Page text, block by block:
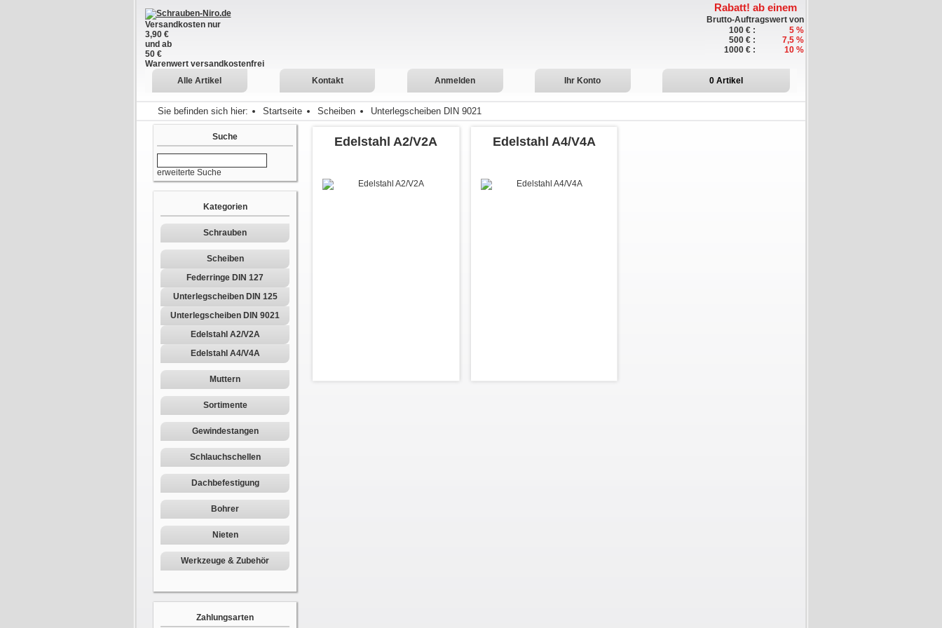
Versandkosten nur
3,90 €
und ab
50 €
Warenwert versandkostenfrei
Alle Artikel
Kontakt Anmelden Ihr Konto 0 Artikel
Sie befinden sich hier: Startseite Scheiben Unterlegscheiben DIN 9021
Suche
erweiterte Suche
Rabatt! ab einem
Brutto-Auftragswert von
100 € :
5 %
500 € :
7,5 %
1000 € :
10 %
Kategorien
Schrauben
Scheiben
Federringe DIN 127
Unterlegscheiben DIN 125
Unterlegscheiben DIN 9021
Edelstahl A2/V2A
Edelstahl A4/V4A
Muttern
Sortimente
Gewindestangen
Schlauchschellen
Dachbefestigung
Bohrer
Nieten
Werkzeuge & Zubehör
Zahlungsarten
Edelstahl A2/V2A Edelstahl A4/V4A